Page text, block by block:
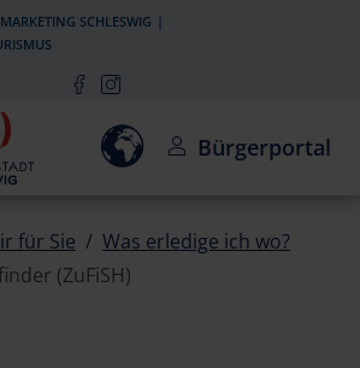
SCHLESWIG
Einwilligung zur Aktivierung
Bürgerportal
für Sie
Was erledige ich wo?
(ZuFiSH)